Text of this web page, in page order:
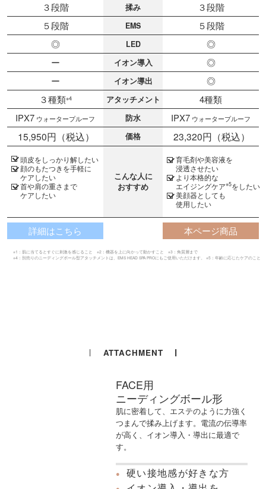
３段階 揉み
３段階
５段階
EMS
５段階
◎
LED
◎
ー
イオン導入
◎
ー
イオン導出
◎
３種類※4 アタッチメント
4種類
IPX7 ウォータープルーフ 防水 IPX7 ウォータープルーフ
15,950円（税込） 価格 23,320円（税込）
頭皮をしっかり解したい
顔のもたつきを手軽に
ケアしたい
首や肩の重さまで
ケアしたい
こんな人に
おすすめ
育毛剤や美容液を
浸透させたい
より本格的な
エイジングケア※5をしたい
美顔器としても
使用したい
詳細はこちら 本ページ商品
※1：肌に当てるとすぐに刺激を感じること ※2：機器を上に向かって動かすこと ※3：角質層まで
※4：別売りのニーディングボール型アタッチメントは、EMS HEAD SPA PROにもご使用いただけます。
※5：年齢に応じたケアのこと
ATTACHMENT
FACE用
ニーディングボール形
肌に密着して、エステのように力強く
つまんで揉み上げます。電流の伝導率
が高く、イオン導入・導出に最適で
す。
硬い接地感が好きな方